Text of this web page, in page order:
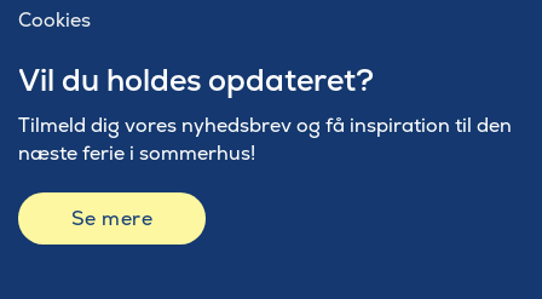
Cookies
Vil du holdes opdateret?
Tilmeld dig vores nyhedsbrev og få inspiration til den
næste ferie i sommerhus!
Se mere